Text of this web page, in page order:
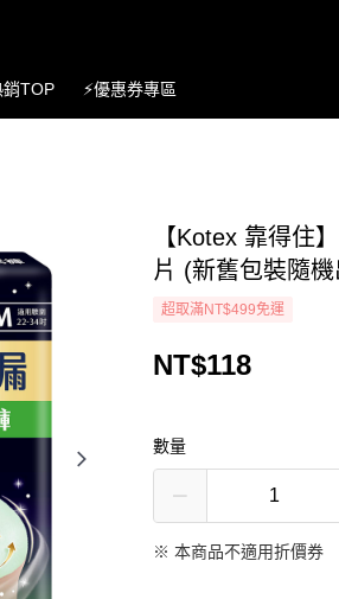
銷TOP ⚡優惠券專區
【Kotex 靠得住
片 (新舊包裝隨
超取滿NT$499免運
NT$118
數量
※ 本商品不適用折價券